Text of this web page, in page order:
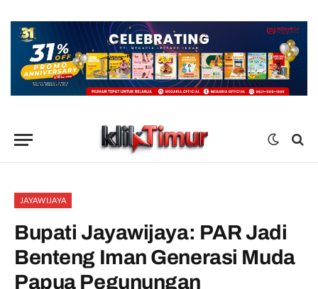
JAYAWIJAYA
Bupati Jayawijaya: PAR Jadi
Benteng Iman Generasi Muda
Papua Pegunungan